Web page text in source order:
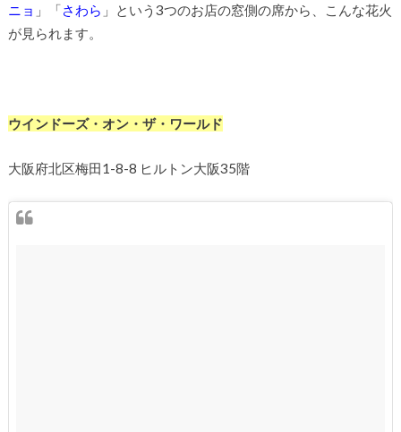
ニョ 」「さわら 」という3つのお店の窓側の席から、こんな花火
が見られます。
ウインドーズ・オン・ザ・ワールド
大阪府北区梅田1-8-8 ヒルトン大阪35階